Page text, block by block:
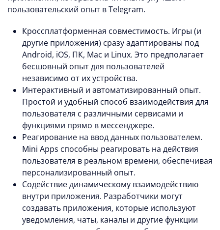
пользовательский опыт в Telegram.
Кроссплатформенная совместимость. Игры (и
другие приложения) сразу адаптированы под
Android, iOS, ПК, Mac и Linux. Это предполагает
бесшовный опыт для пользователей
независимо от их устройства.
Интерактивный и автоматизированный опыт.
Простой и удобный способ взаимодействия для
пользователя с различными сервисами и
функциями прямо в мессенджере.
Реагирование на ввод данных пользователем.
Mini Apps способны реагировать на действия
пользователя в реальном времени, обеспечивая
персонализированный опыт.
Содействие динамическому взаимодействию
внутри приложения. Разработчики могут
создавать приложения, которые используют
уведомления, чаты, каналы и другие функции